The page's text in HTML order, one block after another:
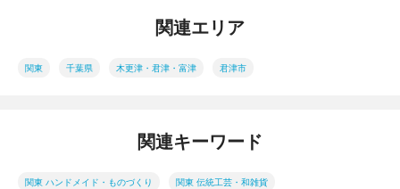
関連エリア
関東 千葉県 木更津・君津・富津 君津市
関連キーワード
関東 ハンドメイド・ものづくり 関東 伝統工芸・和雑貨